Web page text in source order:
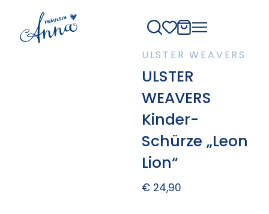
ULSTER WEAVERS
ULSTER
WEAVERS
Kinder-
Schürze „Leon
Lion“
€24,90